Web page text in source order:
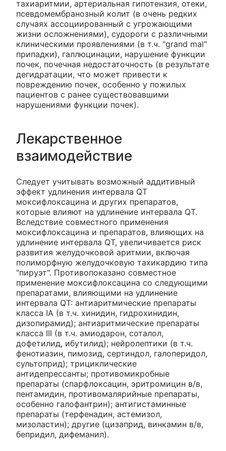
тахиаритмии, артериальная гипотензия, отеки,
псевдомембранозный колит (в очень редких
случаях ассоциированный с угрожающими
жизни осложнениями), судороги с различными
клиническими проявлениями (в т.ч. "grand mal"
припадки), галлюцинации, нарушение функции
почек, почечная недостаточность (в результате
дегидратации, что может привести к
повреждению почек, особенно у пожилых
пациентов с ранее существовавшими
нарушениями функции почек).
Лекарственное
взаимодействие
Следует учитывать возможный аддитивный
эффект удлинения интервала QT
моксифлоксацина и других препаратов,
которые влияют на удлинение интервала QT.
Вследствие совместного применения
моксифлоксацина и препаратов, влияющих на
удлинение интервала QT, увеличивается риск
развития желудочковой аритмии, включая
полиморфную желудочковую тахикардию типа
"пируэт". Противопоказано совместное
применение моксифлоксацина со следующими
препаратами, влияющими на удлинение
интервала QT: антиаритмические препараты
класса IA (в т.ч. хинидин, гидрохинидин,
дизопирамид); антиаритмические препараты
класса III (в т.ч. амиодарон, соталол,
дофетилид, ибутилид); нейролептики (в т.ч.
фенотиазин, пимозид, сертиндол, галоперидол,
сультоприд); трициклические
антидепрессанты; противомикробные
препараты (спарфлоксацин, эритромицин в/в,
пентамидин, противомалярийные препараты,
особенно галофантрин); антигистаминные
препараты (терфенадин, астемизол,
мизоластин); другие (цизаприд, винкамин в/в,
бепридил, дифеманил).